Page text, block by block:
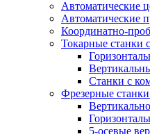
Автоматические
Автоматические
Координатно-
Токарные станки
Станки с
Фрезерные
5-осевые